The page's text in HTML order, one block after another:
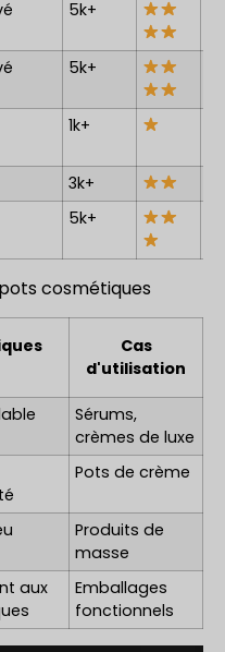
5k+
5k+
1k+
3k+
5k+
cosmétiques
Cas
d'utilisation
Sérums,
crèmes de luxe
Pots de crème
Produits de
masse
aux
Emballages
fonctionnels